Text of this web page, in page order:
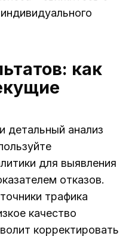
как
детальный анализ
для выявления
отказов.
трафика
качество
корректировать